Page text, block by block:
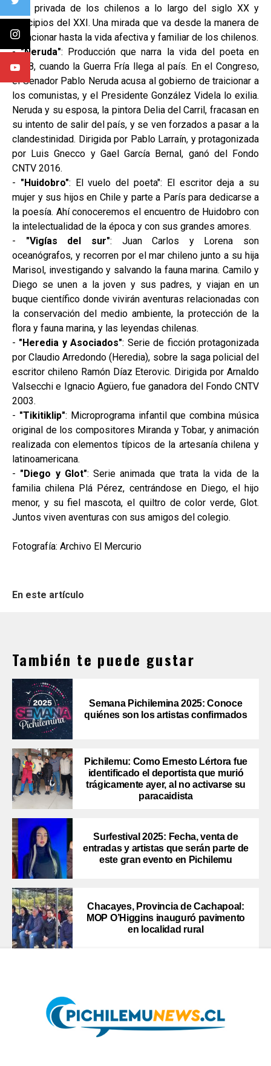
vida privada de los chilenos a lo largo del siglo XX y
principios del XXI. Una mirada que va desde la manera de
vacacionar hasta la vida afectiva y familiar de los chilenos.
-"Neruda": Producción que narra la vida del poeta en
1948, cuando la Guerra Fría llega al país. En el Congreso,
el Senador Pablo Neruda acusa al gobierno de traicionar a
los comunistas, y el Presidente González Videla lo exilia.
Neruda y su esposa, la pintora Delia del Carril, fracasan en
su intento de salir del país, y se ven forzados a pasar a la
clandestinidad. Dirigida por Pablo Larraín, y protagonizada
por Luis Gnecco y Gael García Bernal, ganó del Fondo
CNTV 2016.
- "Huidobro": El vuelo del poeta": El escritor deja a su
mujer y sus hijos en Chile y parte a París para dedicarse a
la poesía. Ahí conoceremos el encuentro de Huidobro con
la intelectualidad de la época y con sus grandes amores.
- "Vigías del sur": Juan Carlos y Lorena son
oceanógrafos, y recorren por el mar chileno junto a su hija
Marisol, investigando y salvando la fauna marina. Camilo y
Diego se unen a la joven y sus padres, y viajan en un
buque científico donde vivirán aventuras relacionadas con
la conservación del medio ambiente, la protección de la
flora y fauna marina, y las leyendas chilenas.
- "Heredia y Asociados": Serie de ficción protagonizada
por Claudio Arredondo (Heredia), sobre la saga policial del
escritor chileno Ramón Díaz Eterovic. Dirigida por Arnaldo
Valsecchi e Ignacio Agüero, fue ganadora del Fondo CNTV
2003.
- "Tikitiklip": Microprograma infantil que combina música
original de los compositores Miranda y Tobar, y animación
realizada con elementos típicos de la artesanía chilena y
latinoamericana.
- "Diego y Glot": Serie animada que trata la vida de la
familia chilena Plá Pérez, centrándose en Diego, el hijo
menor, y su fiel mascota, el quiltro de color verde, Glot.
Juntos viven aventuras con sus amigos del colegio.
Fotografía: Archivo El Mercurio
En este artículo
También te puede gustar
Semana Pichilemina 2025: Conoce
quiénes son los artistas confirmados
Pichilemu: Como Ernesto Lértora fue
identificado el deportista que murió
trágicamente ayer, al no activarse su
paracaidista
Surfestival 2025: Fecha, venta de
entradas y artistas que serán parte de
este gran evento en Pichilemu
Chacayes, Provincia de Cachapoal:
MOP O’Higgins inauguró pavimento
en localidad rural